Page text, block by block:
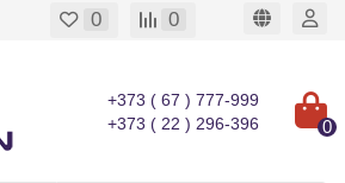
0 0
+373 ( 67 ) 777-999
+373 ( 22 ) 296-396
0